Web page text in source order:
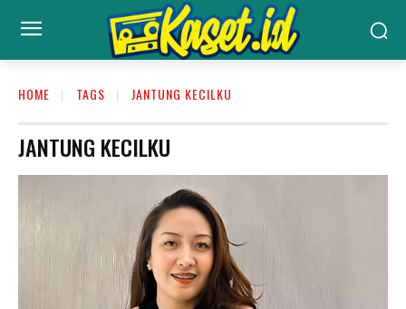
HOME TAGS JANTUNG KECILKU
JANTUNG KECILKU